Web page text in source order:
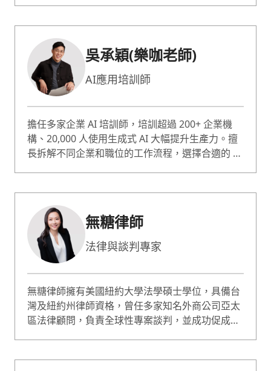
監控．東森購物董事長室營運分析副理，負責掌握
整體營運狀況並提出改善建議．目前擔任多間企業
的輔導顧問以及經濟日報專欄作家。
吳承穎(樂咖老師)
AI應用培訓師
擔任多家企業 AI 培訓師，培訓超過 200+ 企業機
構、20,000 人使用生成式 AI 大幅提升生產力。擅
長拆解不同企業和職位的工作流程，選擇合適的 AI
趣，課程有大量實作練習，給學員最扎實有效的成
長。內容會針對不同學員程度調整，從電腦小白到
科技公司員工都能輕鬆上手、有所收穫。
無糖律師
法律與談判專家
無糖律師擁有美國紐約大學法學碩士學位，具備台
灣及紐約州律師資格，曾任多家知名外商公司亞太
區法律顧問，負責全球性專案談判，並成功促成多
略、企業法遵合規等。 無糖律師著有《識人談判